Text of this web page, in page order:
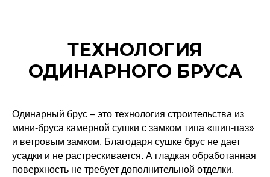
ТЕХНОЛОГИЯ
ОДИНАРНОГО БРУСА
Одинарный брус – это технология строительства из
мини-бруса камерной сушки с замком типа «шип-паз»
и ветровым замком. Благодаря сушке брус не дает
усадки и не растрескивается. А гладкая обработанная
поверхность не требует дополнительной отделки.